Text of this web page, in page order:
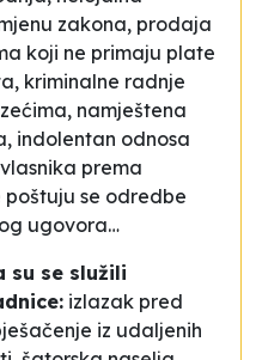
zakona, prodaja
koji ne primaju plate
kriminalne radnje
namještena
indolentan odnosa
prema
poštuju se odredbe
ugovora…
su se služili
izlazak pred
iz udaljenih